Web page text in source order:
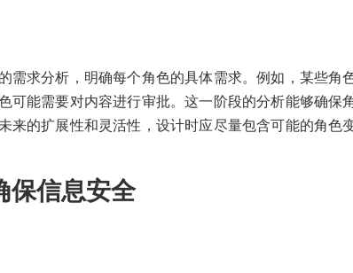
需求分析，明确每个角色的具体需求。例如，某些角
可能需要对内容进行审批。这一阶段的分析能够确保
来的扩展性和灵活性，设计时应尽量包含可能的角色
保信息安全